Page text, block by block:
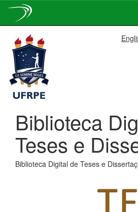
navigation
Biblioteca
Teses e
Biblioteca Digital de Teses e